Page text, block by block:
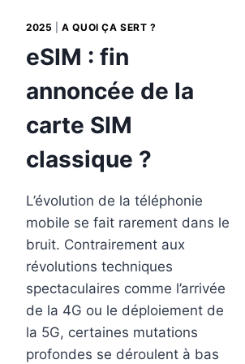
2025 |A QUOI ÇA SERT ?
eSIM : fin
annoncée de la
carte SIM
classique ?
L’évolution de la téléphonie
mobile se fait rarement dans le
bruit. Contrairement aux
révolutions techniques
spectaculaires comme l’arrivée
de la 4G ou le déploiement de
la 5G, certaines mutations
profondes se déroulent à bas